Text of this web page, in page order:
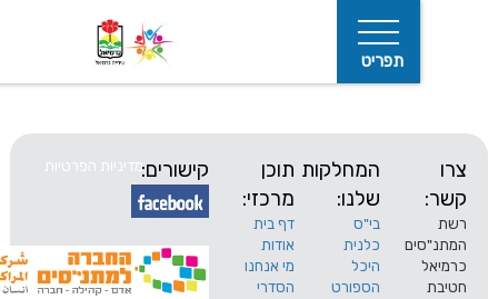
המחלקות
שלנו:
בי"ס
כלנית
היכל
הספורט
תוכן
מרכזי:
דף בית
אודות
מי אנחנו
הסדרי
קישורים: מדיניות הפרטיות